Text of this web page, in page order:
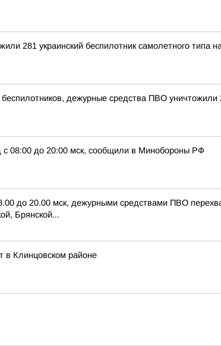
281 украинский беспилотник самолетного типа
дежурные средства ПВО уничтожили
с 08:00 до 20:00 мск, сообщили в Минобороны РФ
до 20.00 мск, дежурными средствами ПВО
Брянской...
в Клинцовском районе